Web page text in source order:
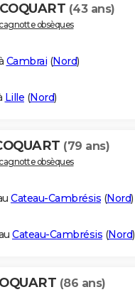
(43 ans)
obsèques
Cambrai (Nord)
Lille (Nord)
(79 ans)
obsèques
Cateau-Cambrésis (Nord)
Cateau-Cambrésis (Nord)
(86 ans)